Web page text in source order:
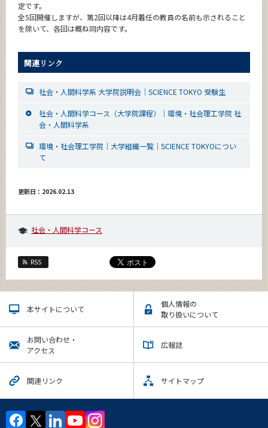
定です。
全5回開催しますが、第2回以降は4月着任の教員の名前も示されること
を除いて、各回は概ね同内容です。
関連リンク
社会・人間科学系 大学院説明会｜SCIENCE TOKYO 受験生
社会・人間科学コース（大学院課程）｜環境・社会理工学院 社
会・人間科学系
環境・社会理工学院｜大学組織一覧｜SCIENCE TOKYOについ
て
更新日：2026.02.13
社会・人間科学コース
RSS
本サイトについて
個人情報の
取り扱いについて
お問い合わせ・
アクセス
広報誌
関連リンク サイトマップ